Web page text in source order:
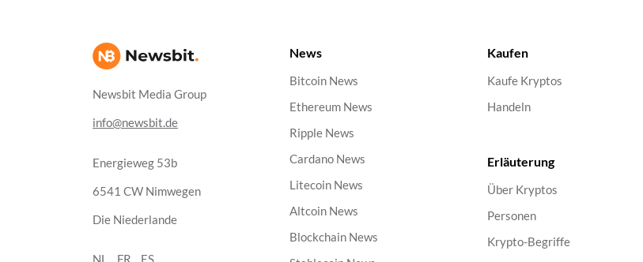
Newsbit Media Group
info@newsbit.de
Energieweg 53b
6541 CW Nimwegen
Die Niederlande
NL FR ES
News
Bitcoin News
Ethereum News
Ripple News
Cardano News
Litecoin News
Altcoin News
Blockchain News
Kaufen
Kaufe Kryptos
Handeln
Erläuterung
Über Kryptos
Personen
Krypto-Begriffe